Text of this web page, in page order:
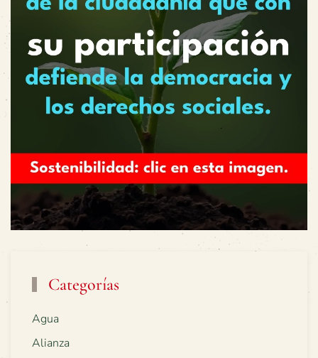
Categorías
Agua
Alianza